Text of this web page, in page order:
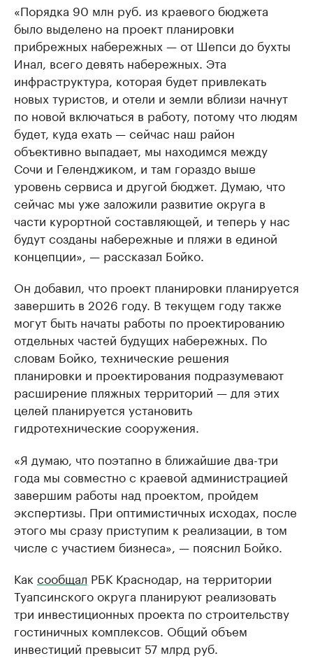
«Порядка 90 млн руб. из краевого бюджета
было выделено на проект планировки
прибрежных набережных — от Шепси до бухты
Инал, всего девять набережных. Эта
инфраструктура, которая будет привлекать
новых туристов, и отели и земли вблизи начнут
по новой включаться в работу, потому что людям
будет, куда ехать — сейчас наш район
объективно выпадает, мы находимся между
Сочи и Геленджиком, и там гораздо выше
уровень сервиса и другой бюджет. Думаю, что
сейчас мы уже заложили развитие округа в
части курортной составляющей, и теперь у нас
будут созданы набережные и пляжи в единой
концепции», — рассказал Бойко.
Он добавил, что проект планировки планируется
завершить в 2026 году. В текущем году также
могут быть начаты работы по проектированию
отдельных частей будущих набережных. По
словам Бойко, технические решения
планировки и проектирования подразумевают
расширение пляжных территорий — для этих
целей планируется установить
гидротехнические сооружения.
«Я думаю, что поэтапно в ближайшие два-три
года мы совместно с краевой администрацией
завершим работы над проектом, пройдем
экспертизы. При оптимистичных исходах, после
этого мы сразу приступим к реализации, в том
числе с участием бизнеса», — пояснил Бойко.
Как сообщал РБК Краснодар, на территории
Туапсинского округа планируют реализовать
три инвестиционных проекта по строительству
гостиничных комплексов. Общий объем
инвестиций превысит 57 млрд руб.